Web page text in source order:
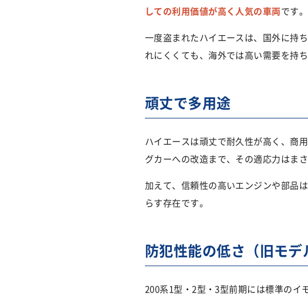
しての利用価値が高く人気の車両です。
一度盗まれたハイエースは、国外に持
れにくくても、海外では高い需要を持ち
頑丈で多用途
ハイエースは頑丈で耐久性が高く、商
グカーへの改造まで、その適応力はまさ
加えて、信頼性の高いエンジンや部品は
らす存在です。
防犯性能の低さ（旧モデ
200系1型・2型・3型前期には標準のイ